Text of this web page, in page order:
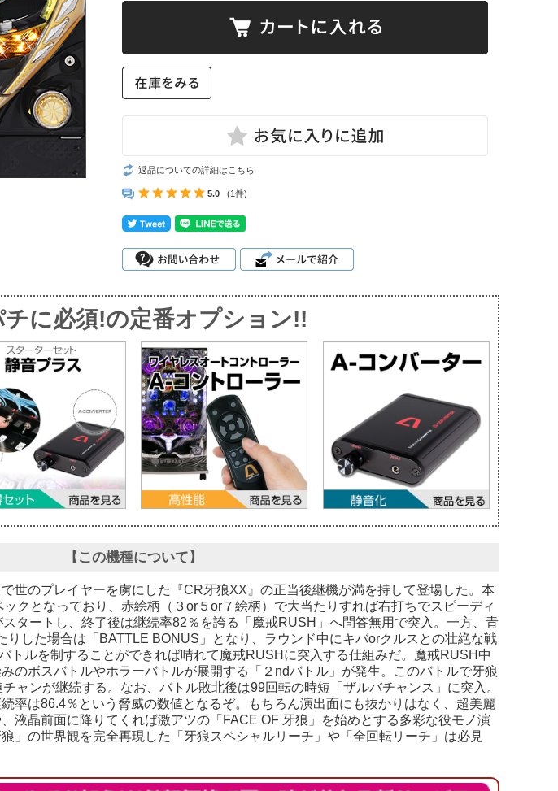
返品についての詳細はこちら
5.0 (1件)
チに必須!の定番オプション!!
【この機種について】
世のプレイヤーを虜にした『CR牙狼XX』の正当後継機が満を持して登場した。本
クとなっており、赤絵柄（３or５or７絵柄）で大当たりすれば右打ちでスピーディ
タートし、終了後は継続率82％を誇る「魔戒RUSH」へ問答無用で突入。一方、青
りした場合は「BATTLE BONUS」となり、ラウンド中にキバorクルスとの壮絶な戦
トルを制することができれば晴れて魔戒RUSHに突入する仕組みだ。魔戒RUSH中
のボスバトルやホラーバトルが展開する「２ndバトル」が発生。このバトルで牙狼
ャンが継続する。なお、バトル敗北後は99回転の時短「ザルバチャンス」に突入。
率は86.4％という脅威の数値となるぞ。もちろん演出面にも抜かりはなく、超美麗
液晶前面に降りてくれば激アツの「FACE OF 牙狼」を始めとする多彩な役モノ演
」の世界観を完全再現した「牙狼スペシャルリーチ」や「全回転リーチ」は必見